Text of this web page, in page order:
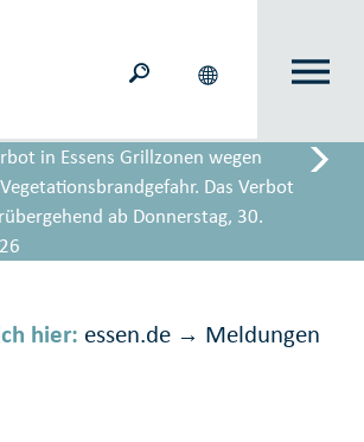
in Essens Grillzonen wegen
Das Verbot
ab Donnerstag, 30.
hier: essen.de → Meldungen